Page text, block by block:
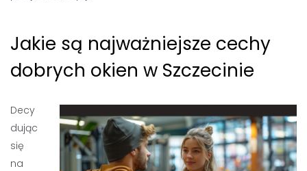
Jakie są najważniejsze cechy
dobrych okien w Szczecinie
Decy
dując
się
na